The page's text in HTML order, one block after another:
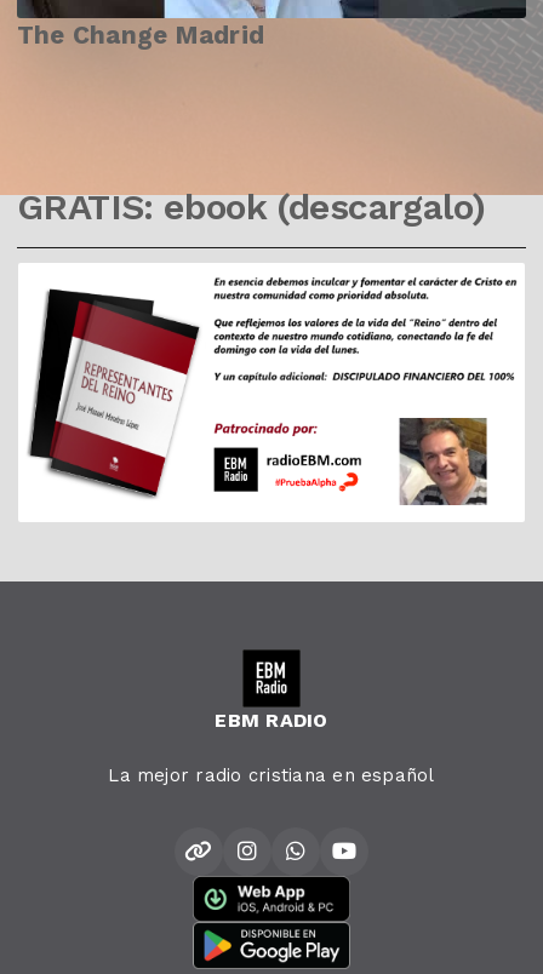
The Change Madrid
GRATIS: ebook (descargalo)
EBM RADIO
La mejor radio cristiana en español